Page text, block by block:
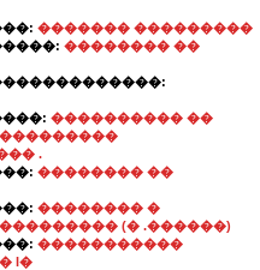
������� ���������
�������� ��
���������� ��
.
�������� ��
�������� �
(� .������)
�����������
I�